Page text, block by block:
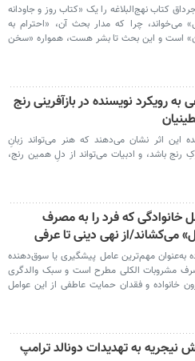
کتاب نهج‌البلاغه را یک «کتاب روز و جاودانه
می‌خواند، چرا که مدار بحث آن، «احترام به
است و این بحث تا بشر هست، همواره «سخن
به رویکرد نویسنده در بازآفرینی رنج
این اثر نشان می‌دهند که هنر می‌تواند زبانِ
رنج باشد، و ادبیات می‌تواند از دلِ همین رنج،
خانوادگی که فرد را به مصرف
می‌کشاند/از نهی دینی تا عرفی
به‌عنوان مهم‌ترین عامل پیشگیری یا سوق‌دهنده
مشروبات الکلی مطرح است و سبک والدگری
خانواده و فقدان حمایت عاطفی از این عوامل
نیجریه به تهدیدات دونالد ترامپ